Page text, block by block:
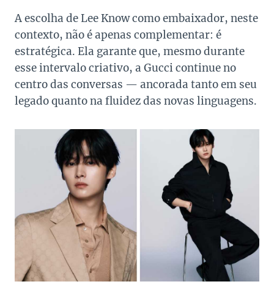
A escolha de Lee Know como embaixador, neste
contexto, não é apenas complementar: é
estratégica. Ela garante que, mesmo durante
esse intervalo criativo, a Gucci continue no
centro das conversas — ancorada tanto em seu
legado quanto na fluidez das novas linguagens.